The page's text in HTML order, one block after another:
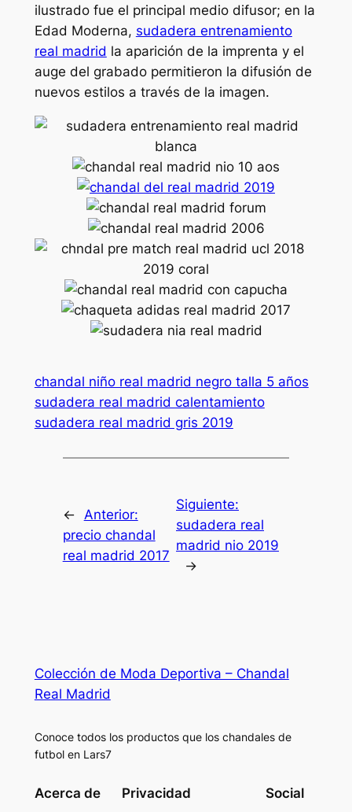
ilustrado fue el principal medio difusor; en la
Edad Moderna, sudadera entrenamiento
real madrid la aparición de la imprenta y el
auge del grabado permitieron la difusión de
nuevos estilos a través de la imagen.
chandal niño real madrid negro talla 5 años
sudadera real madrid calentamiento
sudadera real madrid gris 2019
←
Anterior:
precio chandal
real madrid 2017
Siguiente:
sudadera real
madrid nio 2019
→
Colección de Moda Deportiva – Chandal
Real Madrid
Conoce todos los productos que los chandales de
futbol en Lars7
Acerca de Privacidad Social